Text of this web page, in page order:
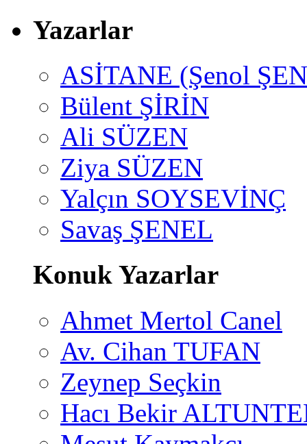
Yazarlar
ASİTANE (Şenol
Bülent ŞİRİN
Ali SÜZEN
Ziya SÜZEN
Yalçın SOYSEVİNÇ
Savaş ŞENEL
Konuk Yazarlar
Ahmet Mertol Canel
Av. Cihan TUFAN
Zeynep Seçkin
Hacı Bekir